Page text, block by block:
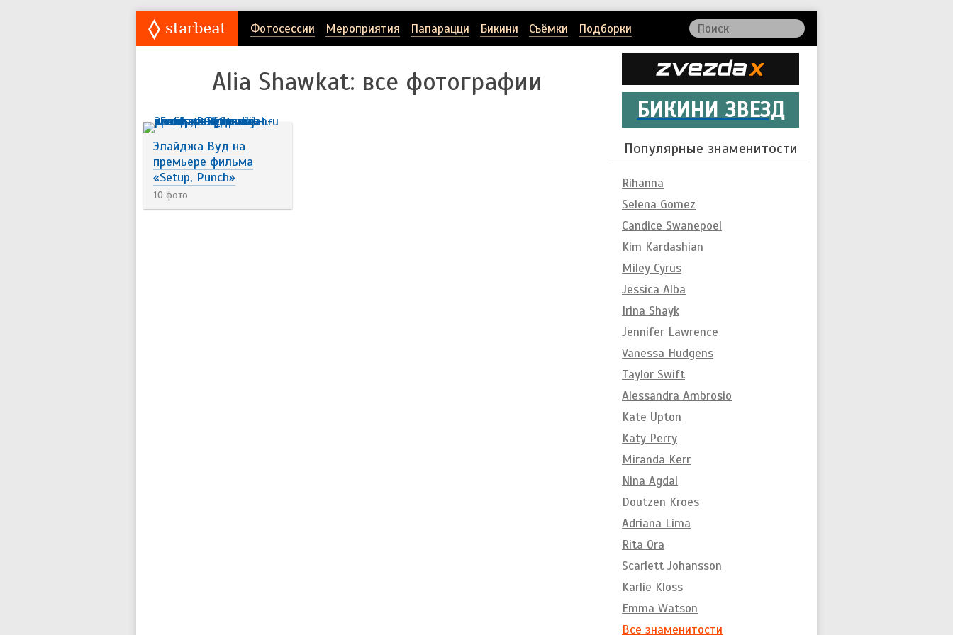
Фотосессии Мероприятия Папарацци Бикини Съёмки Подборки
Alia Shawkat: все фотографии
Элайджа Вуд на
премьере фильма
«Setup, Punch»
10 фото
БИКИНИ ЗВЕЗД
Популярные знаменитости
Rihanna
Selena Gomez
Candice Swanepoel
Kim Kardashian
Miley Cyrus
Jessica Alba
Irina Shayk
Jennifer Lawrence
Vanessa Hudgens
Taylor Swift
Alessandra Ambrosio
Kate Upton
Katy Perry
Miranda Kerr
Nina Agdal
Doutzen Kroes
Adriana Lima
Rita Ora
Scarlett Johansson
Karlie Kloss
Emma Watson
Все знаменитости